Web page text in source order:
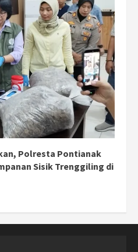
Polresta Pontianak
Sisik Trenggiling di